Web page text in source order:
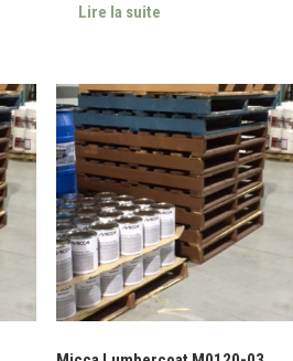
Lire la suite